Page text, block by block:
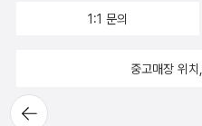
뒤로가
1:1 문의
중고매장 위